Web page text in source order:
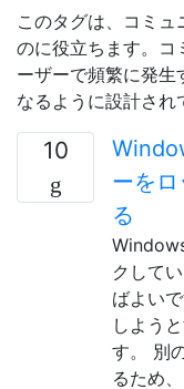
このタグは、コミュ
のに役立ちます。コ
ーザーで頻繁に発生
なるように設計され
10
ーを
る
クして
ばよい
しよう
す。 別
るため